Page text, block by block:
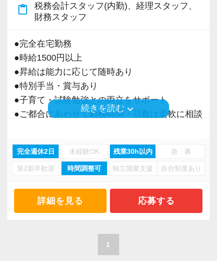
＜募集の背景＞
・事業拡大に伴う増員募集
・組織力強化に向けた採用
・将来の中核人材を募集
＜先輩スタッフの声＞
Q. 当事務所を選んだ理由は？
A. 幅広い業務を経験できる点に魅力を感じ、入
Q. 実際に働いてみてどうですか？
A. さまざまな業務を任せてもらえるので、以前
より成長スピードが上がったと感じています。
Q. 職場の雰囲気は？
場だと感じています。
content_paste
税務会計スタッフ(内勤)、経理スタッフ、
財務スタッフ
●完全在宅勤務
●時給1500円以上
●昇給は能力に応じて随時あり
●特別手当・賞与あり
●子育て・試験勉強との両立をサポート
●ご都合にあわせて勤務時間・日数は柔軟に相談
当事務所は、創業期や成長期の企業を中心に支
現代では電子化が進んでいることから人も会社
も生産性が求められており、当事務所でもDXを
職員一人ひとりの力がそのまま事業運営に直結
するところで、個人事務所ならではの面白さと
続きを読む keyboard_arrow_down
完全週休2日 未経験OK 残業30h以内 急 募
第2新卒歓迎 時間調整可 独立開業支援 歩合制度あり
詳細を見る 応募する
1